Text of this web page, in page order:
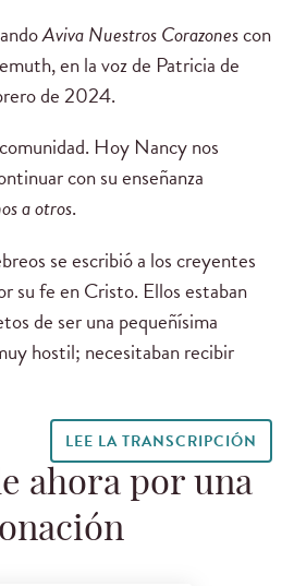
Aviva Nuestros Corazonescon
en la voz de Patricia de
de 2024.
Hoy Nancy nos
con su enseñanza
a otros.
se escribió a los creyentes
su fe en Cristo. Ellos estaban
de ser una pequeñísima
hostil; necesitaban recibir
LEE LA TRANSCRIPCIÓN
ahora por una